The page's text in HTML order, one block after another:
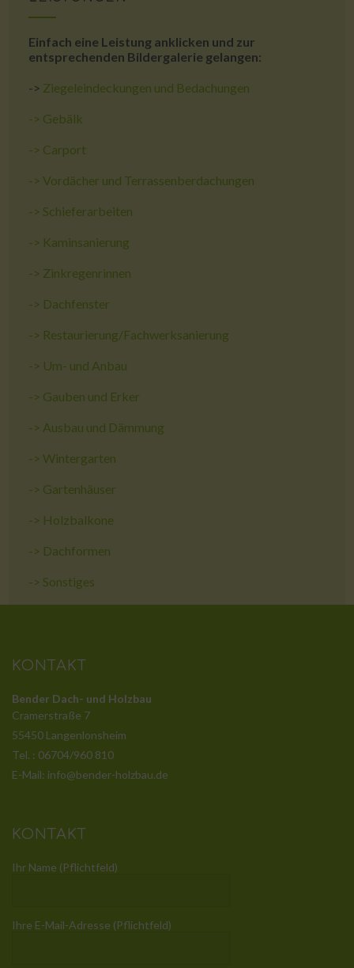
Einfach eine Leistung anklicken und zur
entsprechenden Bildergalerie gelangen:
-> Ziegeleindeckungen und Bedachungen
-> Gebälk
-> Carport
->Vordächer und Terrassenberdachungen
-> Schieferarbeiten
-> Kaminsanierung
-> Zinkregenrinnen
-> Dachfenster
-> Restaurierung/Fachwerksanierung
-> Um- und Anbau
-> Gauben und Erker
-> Ausbau und Dämmung
->Wintergarten
-> Gartenhäuser
-> Holzbalkone
-> Dachformen
-> Sonstiges
KONTAKT
Bender Dach- und Holzbau
Cramerstraße 7
55450 Langenlonsheim
Tel. : 06704/960 810
E-Mail: info@bender-holzbau.de
KONTAKT
Ihr Name (Pflichtfeld)
Ihre E-Mail-Adresse (Pflichtfeld)